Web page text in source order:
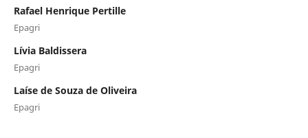
Rafael Henrique Pertille
Epagri
Lívia Baldissera
Epagri
Laíse de Souza de Oliveira
Epagri